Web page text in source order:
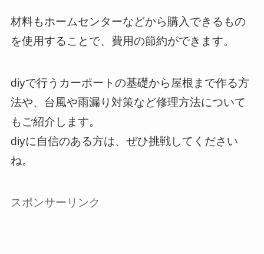
材料もホームセンターなどから購入できるもの
を使用することで、費用の節約ができます。
diyで行うカーポートの基礎から屋根まで作る方
法や、台風や雨漏り対策など修理方法について
もご紹介します。
diyに自信のある方は、ぜひ挑戦してください
ね。
スポンサーリンク